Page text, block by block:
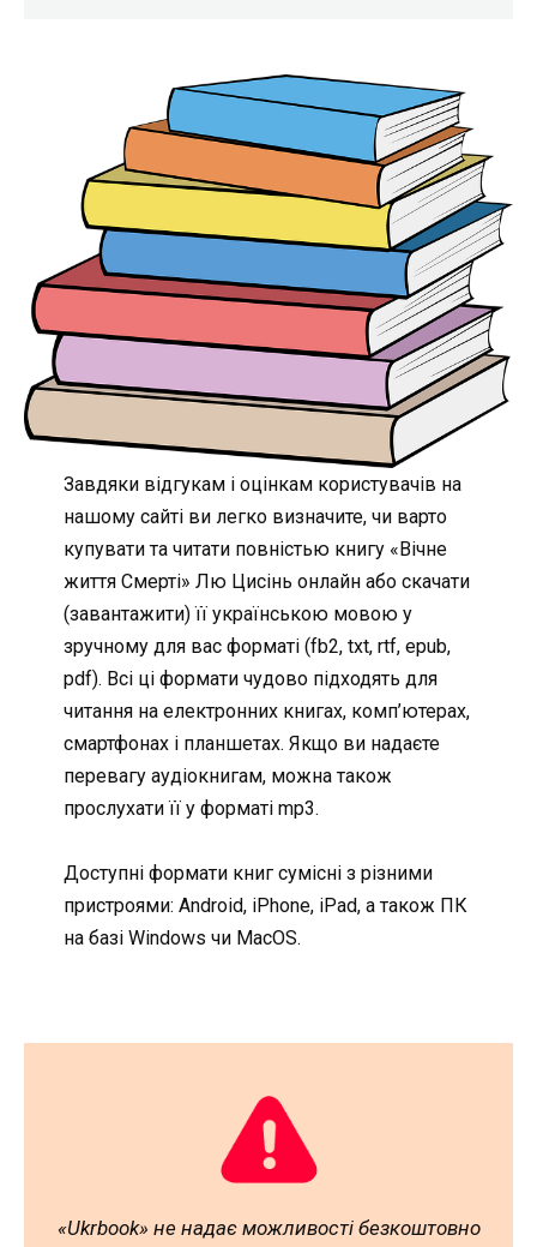
Завдяки відгукам і оцінкам користувачів на
нашому сайті ви легко визначите, чи варто
купувати та читати повністью книгу «Вічне
життя Смерті» Лю Цисінь онлайн або скачати
(завантажити) її українською мовою у
зручному для вас форматі (fb2, txt, rtf, epub,
pdf). Всі ці формати чудово підходять для
читання на електронних книгах, комп’ютерах,
смартфонах і планшетах. Якщо ви надаєте
перевагу аудіокнигам, можна також
прослухати її у форматі mp3.
Доступні формати книг сумісні з різними
пристроями: Android, iPhone, iPad, а також ПК
на базі Windows чи MacOS.
«Ukrbook» не надає можливості безкоштовно